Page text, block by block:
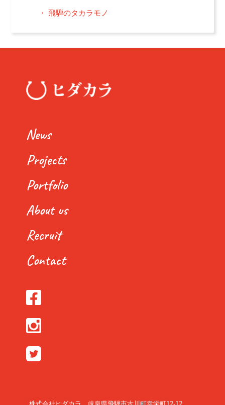
飛騨のタカラモノ
News
Projects
Portfolio
About us
Recruit
Contact